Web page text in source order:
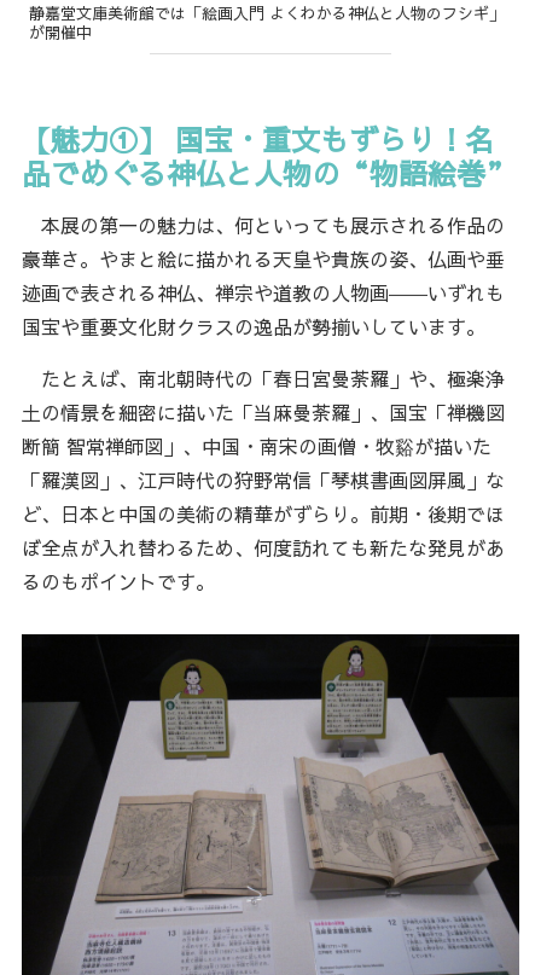
静嘉堂文庫美術館では「絵画入門 よくわかる神仏と人物のフシギ」
が開催中
【魅力①】 国宝・重文もずらり！名
品でめぐる神仏と人物の“物語絵巻”
本展の第一の魅力は、何といっても展示される作品の
豪華さ。やまと絵に描かれる天皇や貴族の姿、仏画や垂
迹画で表される神仏、禅宗や道教の人物画――いずれも
国宝や重要文化財クラスの逸品が勢揃いしています。
たとえば、南北朝時代の「春日宮曼荼羅」や、極楽浄
土の情景を細密に描いた「当麻曼荼羅」、国宝「禅機図
断簡 智常禅師図」、中国・南宋の画僧・牧谿が描いた
「羅漢図」、江戸時代の狩野常信「琴棋書画図屏風」な
ど、日本と中国の美術の精華がずらり。前期・後期でほ
ぼ全点が入れ替わるため、何度訪れても新たな発見があ
るのもポイントです。